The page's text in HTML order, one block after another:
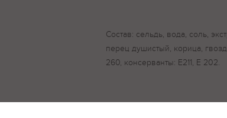
Состав: сельдь, вода, соль,
перец душистый, корица,
260, консерванты: Е211, Е 202.